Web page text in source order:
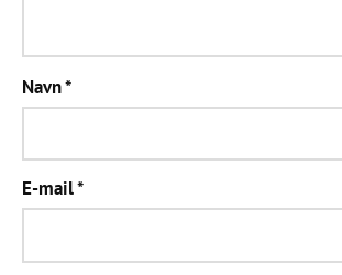
Navn*
E-mail*